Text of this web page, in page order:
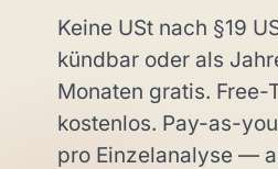
Keine USt nach §19
kündbar oder als
Monaten gratis. Free-
kostenlos. Pay-as-
pro Einzelanalyse —